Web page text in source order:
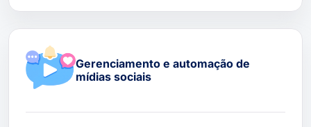
Gerenciamento e automação de
mídias sociais